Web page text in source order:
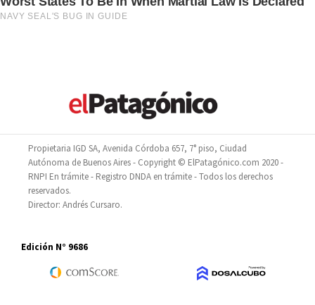
Propietaria IGD SA, Avenida Córdoba 657, 7° piso, Ciudad
Autónoma de Buenos Aires - Copyright © ElPatagónico.com 2020 -
RNPI En trámite - Registro DNDA en trámite - Todos los derechos
reservados.
Director: Andrés Cursaro.
Edición N° 9686